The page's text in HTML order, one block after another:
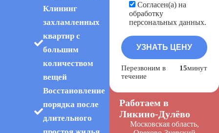
Клининг
захламленных
квартир с
большим
количеством
вещей
Восстановление
порядка после
длительного
Согласен(а) на
обработку
персональных данных.
Перезвоним в
течение
15минут
Работаем в
Ликино-Дулёво
Московская область,